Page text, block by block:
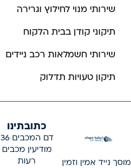
שירותי מנוי לחילוץ וגרירה
תיקוני קודן בבית הלקוח
שירותי חשמלאות רכב ניידים
תיקון טעויות תדלוק
מוסך נייד אמין וזמין
כתובתינו
דם המכבים 36
מודיעין מכבים
רעות